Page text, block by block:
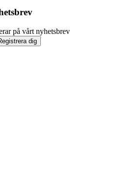
på vårt nyhetsbrev
dig